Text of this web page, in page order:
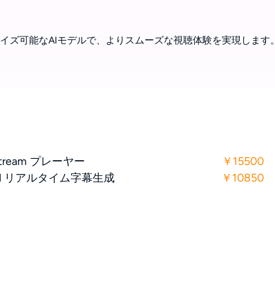
可能なAIモデルで、よりスムーズな視聴体験を実現します。
プレーヤー
￥15500
リアルタイム字幕生成
￥10850